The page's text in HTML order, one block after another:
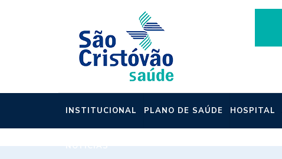
INSTITUCIONAL PLANO DE SAÚDE HOSPITAL
NOTÍCIAS